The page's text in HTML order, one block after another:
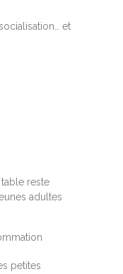
et
table reste
adultes
petites